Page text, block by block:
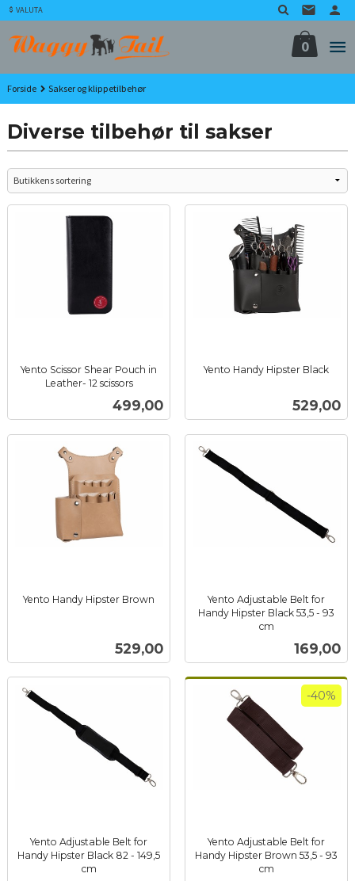
Gå
til
innholdet
VALUTA
0
Forside Sakser og klippetilbehør
Diverse tilbehør til sakser
Yento Scissor Shear Pouch in
Leather- 12 scissors
Pris
499,00
Yento Handy Hipster Black
Pris
529,00
Yento Handy Hipster Brown
Pris
529,00
Yento Adjustable Belt for
Handy Hipster Black 53,5 - 93
cm
Pris
169,00
Yento Adjustable Belt for
Handy Hipster Black 82 - 149,5
cm
Yento Adjustable Belt for
Handy Hipster Brown 53,5 - 93
cm
-40%